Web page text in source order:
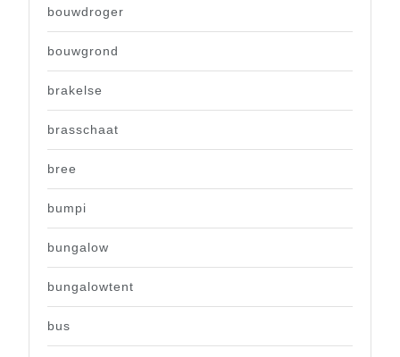
bouwdroger
bouwgrond
brakelse
brasschaat
bree
bumpi
bungalow
bungalowtent
bus